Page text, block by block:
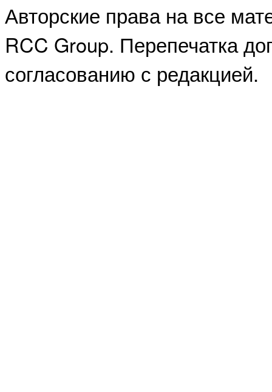
Авторские права на все
RCC Group. Перепечатка
согласованию с редакцией.